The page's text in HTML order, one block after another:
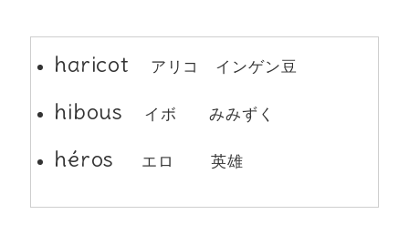
haricot アリコ インゲン豆
hibous イボ みみずく
héros エロ 英雄